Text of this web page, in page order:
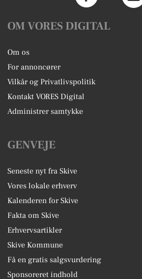
OM VORES DIGITAL
Om os
For annoncører
Vilkår og Privatlivspolitik
Kontakt VORES Digital
Administrer samtykke
GENVEJE
Seneste nyt fra Skive
Vores lokale erhverv
Kalenderen for Skive
Fakta om Skive
Erhvervsartikler
Skive Kommune
Få en gratis salgsvurdering
Sponsoreret indhold